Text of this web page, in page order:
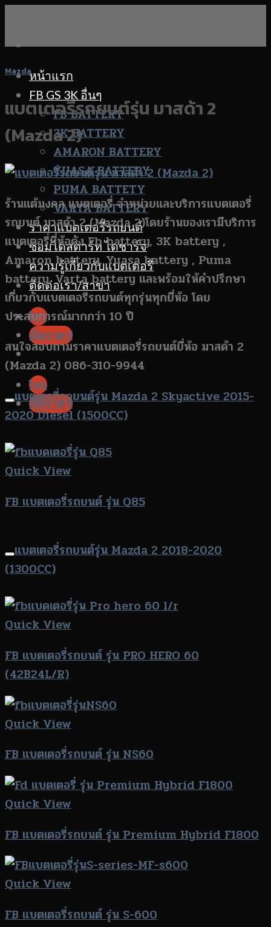
content
หน้าแรก
FB GS 3K อื่นๆ
FB BATTERY
3K BATTERY
AMARON BATTERY
YUASA BATTERY
PUMA BATTETY
VARTA BATTERY
ราคาแบตเตอรี่รถยนต์
ซ่อมไดสตาร์ท ไดชาร์จ
ความรู้เกี่ยวกับแบตเตอรี่
ติดต่อเรา/สาขา
โทร
เช็คราคา!
โทร
เช็คราคา!
Mazda
แบตเตอรี่รถยนต์รุ่น มาสด้า 2
(Mazda 2)
ร้านแต้มงคล แบตเตอรี่ จำหน่ายและบริการแบตเตอรี่
รถยนต์ มาสด้า 2 (Mazda 2)โดยร้านของเรามีบริการ
แบตเตอรี่ยี่ห้อดัง Fb battery, 3K battery ,
Amaron battery, Yuasa battery , Puma
battery, Varta battery และพร้อมให้คำปรึกษา
เกี่ยวกับแบตเตอรี่รถยนต์ทุกรุ่นทุกยี่ห้อ โดย
ประสบการณ์มากกว่า 10 ปี
สนใจสอบถามราคาแบตเตอรี่รถยนต์ยี่ห้อ มาสด้า 2
(Mazda 2) 086-310-9944
แบตเตอรี่รถยนต์รุ่น Mazda 2 Skyactive 2015-
2020 Diesel (1500CC)
Quick View
FB แบตเตอรี่รถยนต์ รุ่น Q85
แบตเตอรี่รถยนต์รุ่น Mazda 2 2018-2020
(1300CC)
Quick View
FB แบตเตอรี่รถยนต์ รุ่น PRO HERO 60
(42B24L/R)
Quick View
FB แบตเตอรี่รถยนต์ รุ่น NS60
Quick View
FB แบตเตอรี่รถยนต์ รุ่น Premium Hybrid F1800
Quick View
FB แบตเตอรี่รถยนต์ รุ่น S-600